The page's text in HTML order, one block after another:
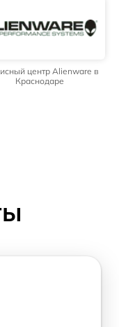
центр Alienware в
Краснодаре